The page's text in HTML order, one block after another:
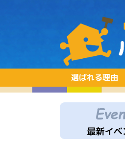
選ばれる理由